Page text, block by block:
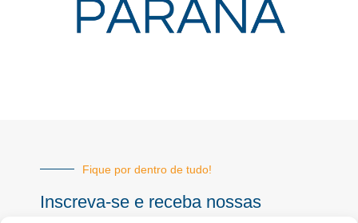
Fique por dentro de tudo!
Inscreva-se e receba nossas